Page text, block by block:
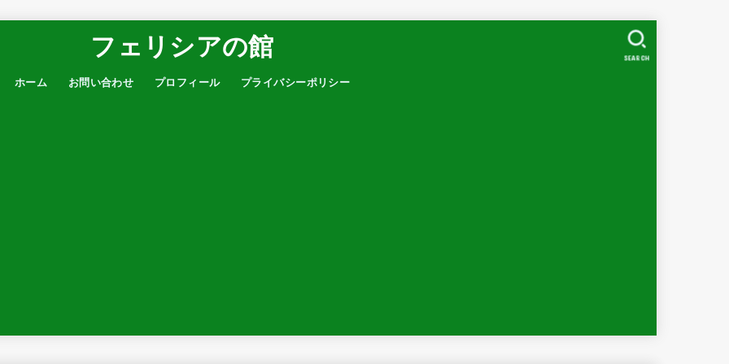
フェリシアの館
ホーム お問い合わせ プロフィール プライバシーポリシー
SEARCH